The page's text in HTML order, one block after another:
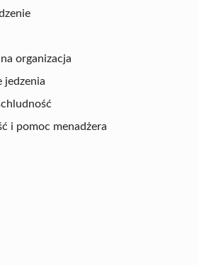
organizacja
jedzenia
i pomoc menadżera